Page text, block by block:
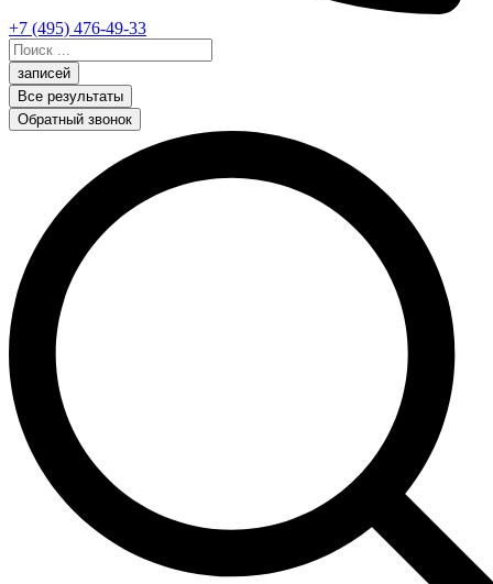
+7 (495) 476-49-33
Search
...записей
Все результаты
Обратный звонок